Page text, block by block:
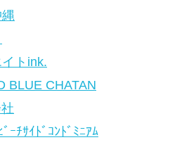
トink.
BLUE CHATAN
ｰﾁｻｲﾄﾞｺﾝﾄﾞﾐﾆｱﾑ